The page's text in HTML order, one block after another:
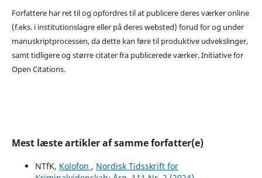
Forfattere har ret til og opfordres til at publicere deres værker online
(f.eks. i institutionslagre eller på deres websted) forud for og under
manuskriptprocessen, da dette kan føre til produktive udvekslinger,
samt tidligere og større citater fra publicerede værker. Initiative for
Open Citations.
Mest læste artikler af samme forfatter(e)
NTfK, Kolofon , Nordisk Tidsskrift for